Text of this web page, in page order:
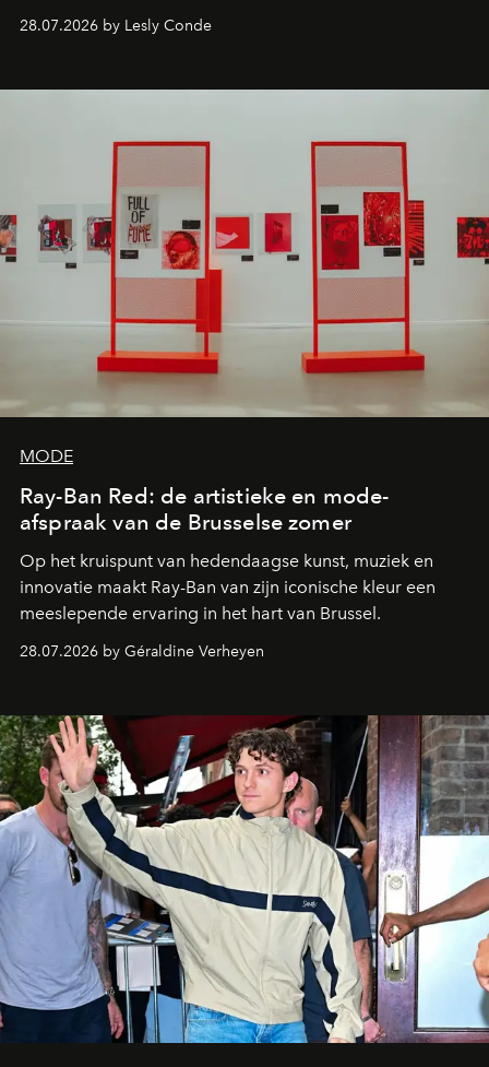
comebacks en veelbelovende nieuwe projecten: dit zijn
de releases die je niet mag missen.
28.07.2026 by Lesly Conde
MODE
Ray-Ban Red: de artistieke en mode-
afspraak van de Brusselse zomer
Op het kruispunt van hedendaagse kunst, muziek en
innovatie maakt Ray-Ban van zijn iconische kleur een
meeslepende ervaring in het hart van Brussel.
28.07.2026 by Géraldine Verheyen